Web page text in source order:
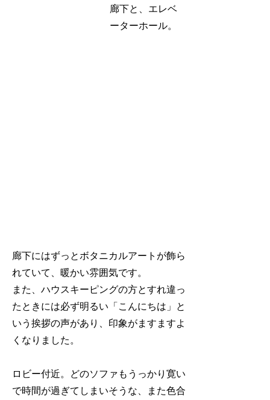
廊下と、エレベ
ーターホール。
廊下にはずっとボタニカルアートが飾ら
れていて、暖かい雰囲気です。
また、ハウスキーピングの方とすれ違っ
たときには必ず明るい「こんにちは」と
いう挨拶の声があり、印象がますますよ
くなりました。
ロビー付近。どのソファもうっかり寛い
で時間が過ぎてしまいそうな、また色合